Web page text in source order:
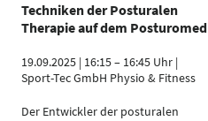
Techniken der Posturalen
Therapie auf dem Posturomed
19.09.2025 | 16:15 – 16:45 Uhr |
Sport-Tec GmbH Physio & Fitness
Der Entwickler der posturalen